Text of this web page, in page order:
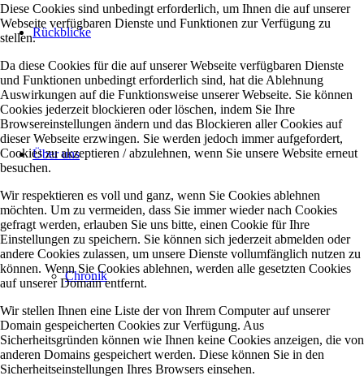
Rückblicke
Über uns
Chronik
Diese Cookies sind unbedingt erforderlich, um Ihnen die auf unserer
Webseite verfügbaren Dienste und Funktionen zur Verfügung zu
stellen.
Da diese Cookies für die auf unserer Webseite verfügbaren Dienste
und Funktionen unbedingt erforderlich sind, hat die Ablehnung
Auswirkungen auf die Funktionsweise unserer Webseite. Sie können
Cookies jederzeit blockieren oder löschen, indem Sie Ihre
Browsereinstellungen ändern und das Blockieren aller Cookies auf
dieser Webseite erzwingen. Sie werden jedoch immer aufgefordert,
Cookies zu akzeptieren / abzulehnen, wenn Sie unsere Website erneut
besuchen.
Wir respektieren es voll und ganz, wenn Sie Cookies ablehnen
möchten. Um zu vermeiden, dass Sie immer wieder nach Cookies
gefragt werden, erlauben Sie uns bitte, einen Cookie für Ihre
Einstellungen zu speichern. Sie können sich jederzeit abmelden oder
andere Cookies zulassen, um unsere Dienste vollumfänglich nutzen zu
können. Wenn Sie Cookies ablehnen, werden alle gesetzten Cookies
auf unserer Domain entfernt.
Wir stellen Ihnen eine Liste der von Ihrem Computer auf unserer
Domain gespeicherten Cookies zur Verfügung. Aus
Sicherheitsgründen können wie Ihnen keine Cookies anzeigen, die von
anderen Domains gespeichert werden. Diese können Sie in den
Sicherheitseinstellungen Ihres Browsers einsehen.